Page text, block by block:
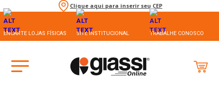
Clique aqui para inserir seu CEP
ENCARTE LOJAS FÍSICAS SITE INSTITUCIONAL TRABALHE CONOSCO